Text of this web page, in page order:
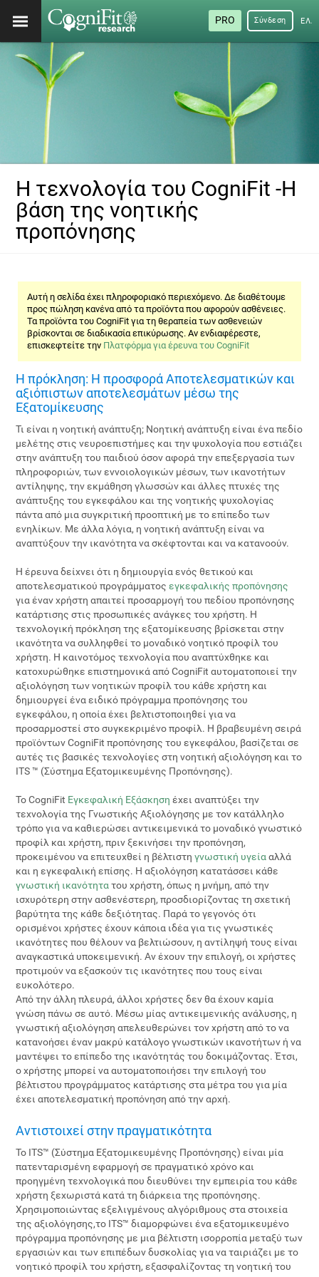
PRO Σύνδεση
Η τεχνολογία του CogniFit -Η
βάση της νοητικής
προπόνησης
Αυτή η σελίδα έχει πληροφοριακό περιεχόμενο. Δε διαθέτουμε
προς πώληση κανένα από τα προϊόντα που αφορούν ασθένειες.
Τα προϊόντα του CogniFit για τη θεραπεία των ασθενειών
βρίσκονται σε διαδικασία επικύρωσης. Αν ενδιαφέρεστε,
επισκεφτείτε την Πλατφόρμα για έρευνα του CogniFit
Η πρόκληση: Η προσφορά Αποτελεσματικών και
αξιόπιστων αποτελεσμάτων μέσω της
Εξατομίκευσης
Τι είναι η νοητική ανάπτυξη; Νοητική ανάπτυξη είναι ένα πεδίο
μελέτης στις νευροεπιστήμες και την ψυχολογία που εστιάζει
στην ανάπτυξη του παιδιού όσον αφορά την επεξεργασία των
πληροφοριών, των εννοιολογικών μέσων, των ικανοτήτων
αντίληψης, την εκμάθηση γλωσσών και άλλες πτυχές της
ανάπτυξης του εγκεφάλου και της νοητικής ψυχολογίας
πάντα από μια συγκριτική προοπτική με το επίπεδο των
ενηλίκων. Με άλλα λόγια, η νοητική ανάπτυξη είναι να
αναπτύξουν την ικανότητα να σκέφτονται και να κατανοούν.
Η έρευνα δείχνει ότι η δημιουργία ενός θετικού και
αποτελεσματικού προγράμματοςεγκεφαλικής προπόνησης
για έναν χρήστη απαιτεί προσαρμογή του πεδίου προπόνησης
κατάρτισης στις προσωπικές ανάγκες του χρήστη. Η
τεχνολογική πρόκληση της εξατομίκευσης βρίσκεται στην
ικανότητα να συλληφθεί το μοναδικό νοητικό προφίλ του
χρήστη. Η καινοτόμος τεχνολογία που αναπτύχθηκε και
κατοχυρώθηκε επιστημονικά από CogniFit αυτοματοποιεί την
αξιολόγηση των νοητικών προφίλ του κάθε χρήστη και
δημιουργεί ένα ειδικό πρόγραμμα προπόνησης του
εγκεφάλου, η οποία έχει βελτιστοποιηθεί για να
προσαρμοστεί στο συγκεκριμένο προφίλ. Η βραβευμένη σειρά
προϊόντων CogniFit προπόνησης του εγκεφάλου, βασίζεται σε
αυτές τις βασικές τεχνολογίες στη νοητική αξιολόγηση και το
ITS ™ (Σύστημα Εξατομικευμένης Προπόνησης).
Το CogniFit Εγκεφαλική Εξάσκηση έχει αναπτύξει την
τεχνολογία της Γνωστικής Αξιολόγησης με τον κατάλληλο
τρόπο για να καθιερώσει αντικειμενικά το μοναδικό γνωστικό
προφίλ και χρήστη, πριν ξεκινήσει την προπόνηση,
προκειμένου να επιτευχθεί η βέλτιστηγνωστική υγείααλλά
και η εγκεφαλική επίσης. Η αξιολόγηση κατατάσσει κάθε
γνωστική ικανότητατου χρήστη, όπως η μνήμη, από την
ισχυρότερη στην ασθενέστερη, προσδιορίζοντας τη σχετική
βαρύτητα της κάθε δεξιότητας. Παρά το γεγονός ότι
ορισμένοι χρήστες έχουν κάποια ιδέα για τις γνωστικές
ικανότητες που θέλουν να βελτιώσουν, η αντίληψή τους είναι
αναγκαστικά υποκειμενική. Αν έχουν την επιλογή, οι χρήστες
προτιμούν να εξασκούν τις ικανότητες που τους είναι
ευκολότερο.
Από την άλλη πλευρά, άλλοι χρήστες δεν θα έχουν καμία
γνώση πάνω σε αυτό. Μέσω μίας αντικειμενικής ανάλυσης, η
γνωστική αξιολόγηση απελευθερώνει τον χρήστη από το να
κατανοήσει έναν μακρύ κατάλογο γνωστικών ικανοτήτων ή να
μαντέψει το επίπεδο της ικανότητάς του δοκιμάζοντας. Έτσι,
ο χρήστης μπορεί να αυτοματοποιήσει την επιλογή του
βέλτιστου προγράμματος κατάρτισης στα μέτρα του για μία
έχει αποτελεσματική προπόνηση από την αρχή.
Αντιστοιχεί στην πραγματικότητα
Το ITS™ (Σύστημα Εξατομικευμένης Προπόνησης) είναι μία
πατενταρισμένη εφαρμογή σε πραγματικό χρόνο και
προηγμένη τεχνολογικά που διευθύνει την εμπειρία του κάθε
χρήστη ξεχωριστά κατά τη διάρκεια της προπόνησης.
Χρησιμοποιώντας εξελιγμένους αλγόριθμους στα στοιχεία
της αξιολόγησης,το ITS™ διαμορφώνει ένα εξατομικευμένο
πρόγραμμα προπόνησης με μια βέλτιστη ισορροπία μεταξύ των
εργασιών και των επιπέδων δυσκολίας για να ταιριάζει με το
νοητικό προφίλ του χρήστη, εξασφαλίζοντας τη νοητική του